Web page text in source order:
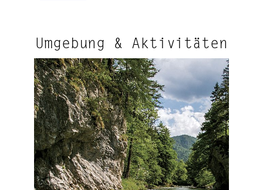
Umgebung & Aktivitäten